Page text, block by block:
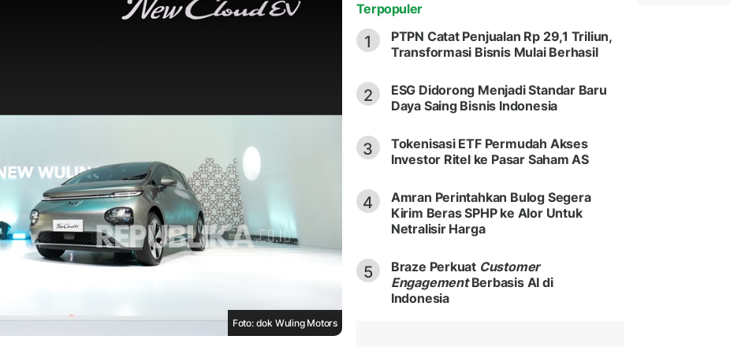
Foto: dok Wuling Motors
Terpopuler
1
PTPN Catat Penjualan Rp 29,1 Triliun,
Transformasi Bisnis Mulai Berhasil
2
ESG Didorong Menjadi Standar Baru
Daya Saing Bisnis Indonesia
3
Tokenisasi ETF Permudah Akses
Investor Ritel ke Pasar Saham AS
4
Amran Perintahkan Bulog Segera
Kirim Beras SPHP ke Alor Untuk
Netralisir Harga
5 Braze Perkuat Customer
EngagementBerbasis AI di
Indonesia